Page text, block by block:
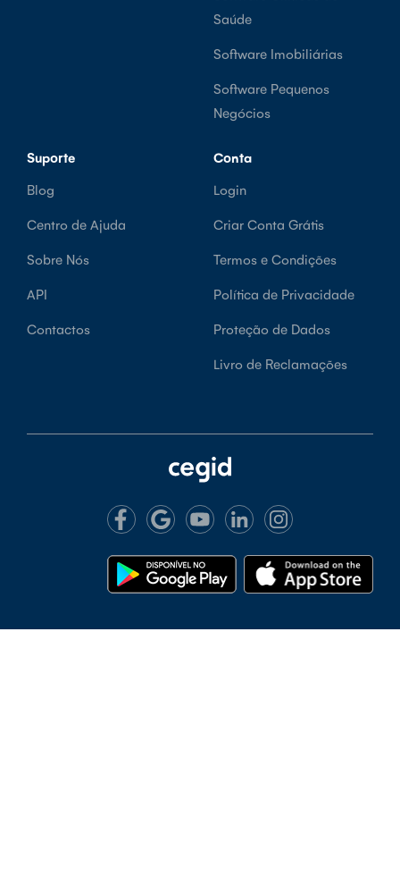
Saúde
Software Imobiliárias
Software Pequenos
Negócios
Suporte
Blog
Centro de Ajuda
Sobre Nós
API
Contactos
Conta
Login
Criar Conta Grátis
Termos e Condições
Política de Privacidade
Proteção de Dados
Livro de Reclamações